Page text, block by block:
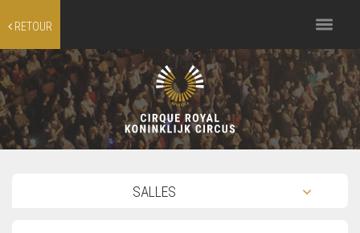
RETOUR
Toggle
navigation
SALLES